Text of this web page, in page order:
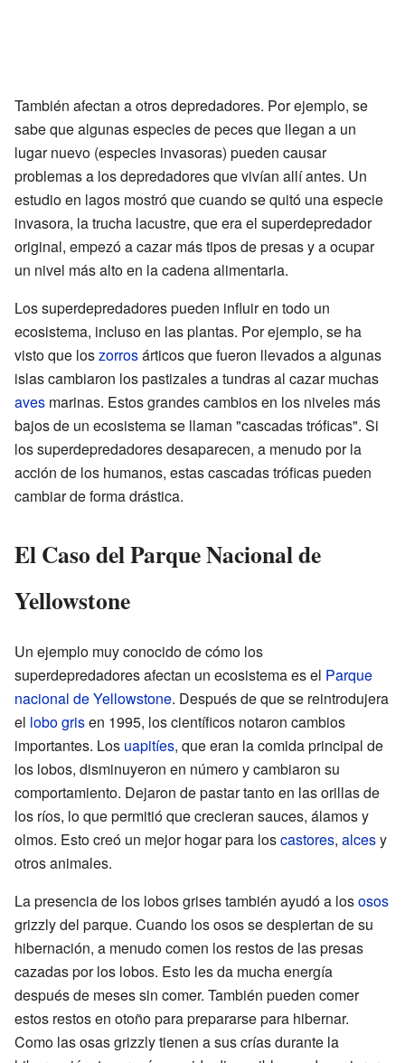
También afectan a otros depredadores. Por ejemplo, se
sabe que algunas especies de peces que llegan a un
lugar nuevo (especies invasoras) pueden causar
problemas a los depredadores que vivían allí antes. Un
estudio en lagos mostró que cuando se quitó una especie
invasora, la trucha lacustre, que era el superdepredador
original, empezó a cazar más tipos de presas y a ocupar
un nivel más alto en la cadena alimentaria.
Los superdepredadores pueden influir en todo un
ecosistema, incluso en las plantas. Por ejemplo, se ha
visto que loszorrosárticos que fueron llevados a algunas
islas cambiaron los pastizales a tundras al cazar muchas
aves marinas. Estos grandes cambios en los niveles más
bajos de un ecosistema se llaman "cascadas tróficas". Si
los superdepredadores desaparecen, a menudo por la
acción de los humanos, estas cascadas tróficas pueden
cambiar de forma drástica.
El Caso del Parque Nacional de
Yellowstone
Un ejemplo muy conocido de cómo los
superdepredadores afectan un ecosistema es el Parque
nacional de Yellowstone. Después de que se reintrodujera
el lobo grisen 1995, los científicos notaron cambios
importantes. Los uapitíes, que eran la comida principal de
los lobos, disminuyeron en número y cambiaron su
comportamiento. Dejaron de pastar tanto en las orillas de
los ríos, lo que permitió que crecieran sauces, álamos y
olmos. Esto creó un mejor hogar para loscastores, alcesy
otros animales.
La presencia de los lobos grises también ayudó a lososos
grizzly del parque. Cuando los osos se despiertan de su
hibernación, a menudo comen los restos de las presas
cazadas por los lobos. Esto les da mucha energía
después de meses sin comer. También pueden comer
estos restos en otoño para prepararse para hibernar.
Como las osas grizzly tienen a sus crías durante la